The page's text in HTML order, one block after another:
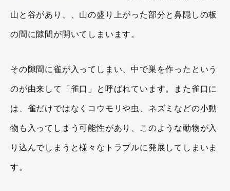
山と谷があり、、山の盛り上がった部分と鼻隠しの板
の間に隙間が開いてしまいます。
その隙間に雀が入ってしまい、中で巣を作ったという
のが由来して「雀口」と呼ばれています。また雀口に
は、雀だけではなくコウモリや虫、ネズミなどの小動
物も入ってしまう可能性があり、このような動物が入
り込んでしまうと様々なトラブルに発展してしまいま
す。